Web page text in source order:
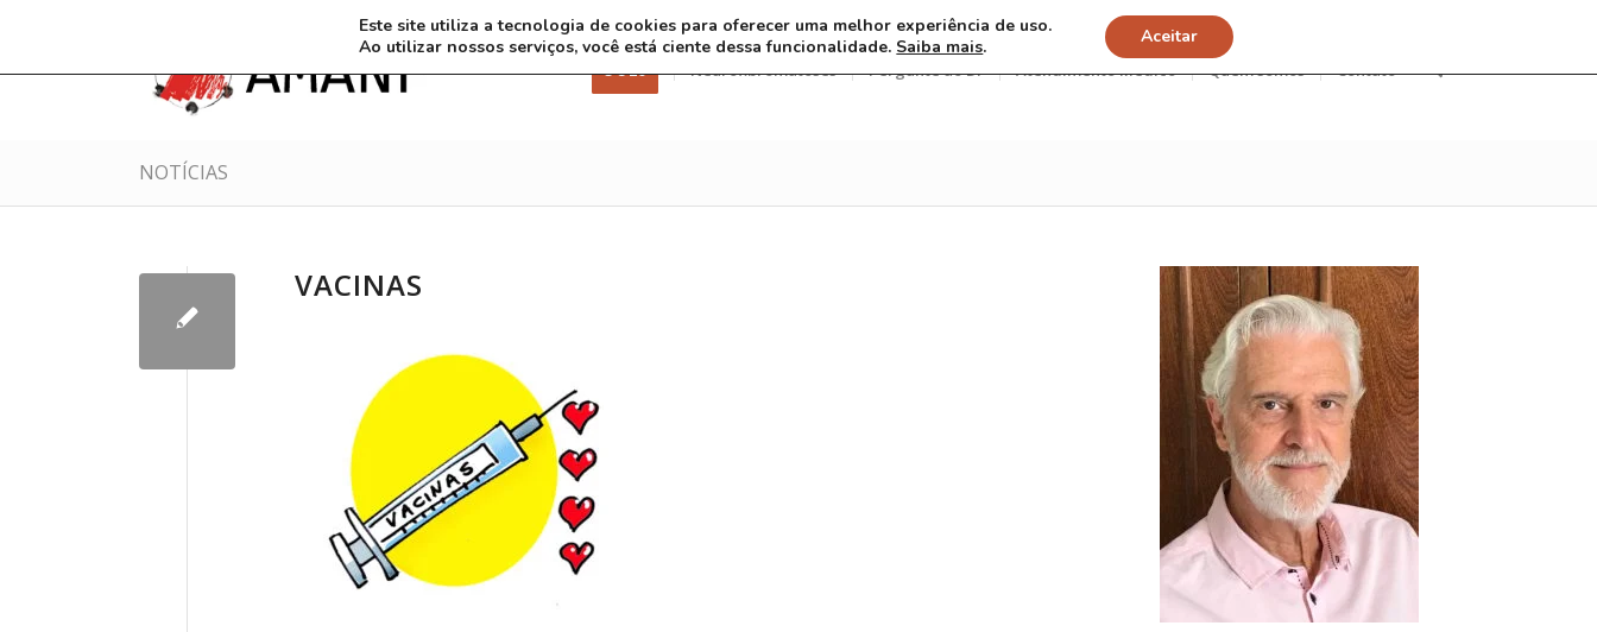
3 8 26 Neurofibromatoses Pergunte ao Dr Atendimento Médico Quem somos Contato
NOTÍCIAS
VACINAS
Este site utiliza a tecnologia de cookies para oferecer uma melhor experiência de uso.
Ao utilizar nossos serviços, você está ciente dessa funcionalidade. Saiba mais. Aceitar